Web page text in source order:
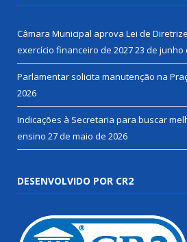
Câmara Municipal aprova Lei de
exercício financeiro de 202723 de junho
Parlamentar solicita manutenção na
2026
Indicações à Secretaria para buscar
ensino 27 de maio de 2026
DESENVOLVIDO POR CR2